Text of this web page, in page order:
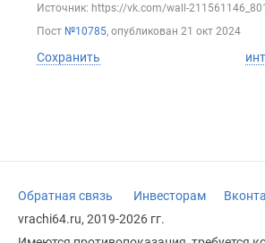
Источник: https://vk.com/wall-
Пост №10785, опубликован 21 окт 2024
Сохранить
Обратная связь Инвесторам
vrachi64.ru, 2019-2026 гг.